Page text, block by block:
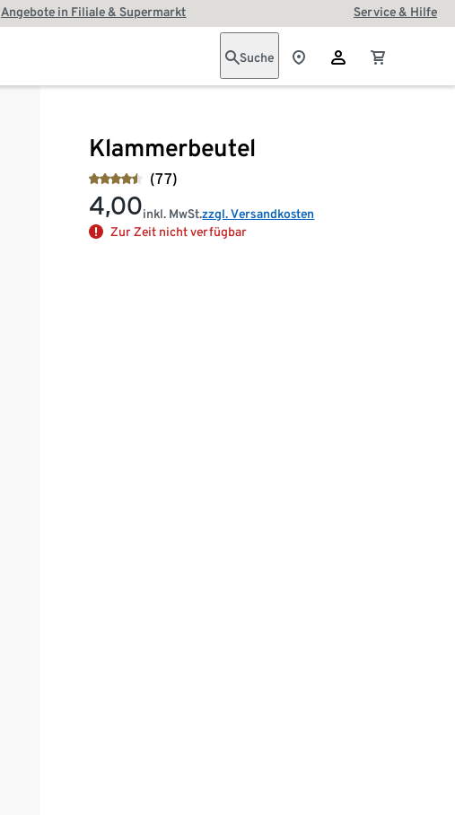
Angebote in Filiale & Supermarkt Service & Hilfe
Suche
Klammerbeutel
(77)
4,00inkl. MwSt.zzgl. Versandkosten
Zur Zeit nicht verfügbar